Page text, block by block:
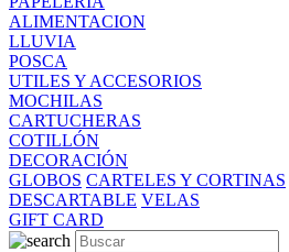
ALIMENTACION
LLUVIA
POSCA
UTILES Y ACCESORIOS
MOCHILAS
CARTUCHERAS
COTILLÓN
DECORACIÓN
GLOBOS CARTELES Y CORTINAS
DESCARTABLE VELAS
GIFT CARD